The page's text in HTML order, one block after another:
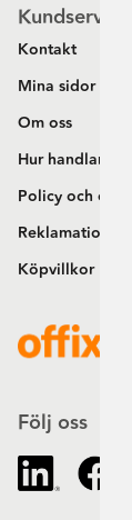
Kundservice
Kontakt
Mina sidor
Om oss
Hur handlar jag?
Policy och
Reklamation
Köpvillkor
Följ oss